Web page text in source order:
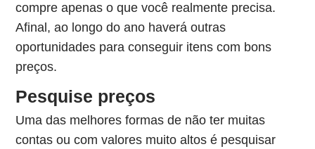
compre apenas o que você realmente precisa.
Afinal, ao longo do ano haverá outras
oportunidades para conseguir itens com bons
preços.
Pesquise preços
Uma das melhores formas de não ter muitas
contas ou com valores muito altos é pesquisar